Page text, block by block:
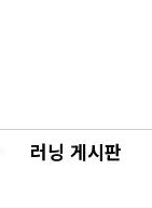
러닝 게시판